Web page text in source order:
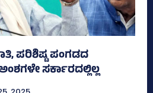
ಪರಿಶಿಷ್ಟ ಪಂಗಡದ
ಸರ್ಕಾರದಲ್ಲಿಲ್ಲ